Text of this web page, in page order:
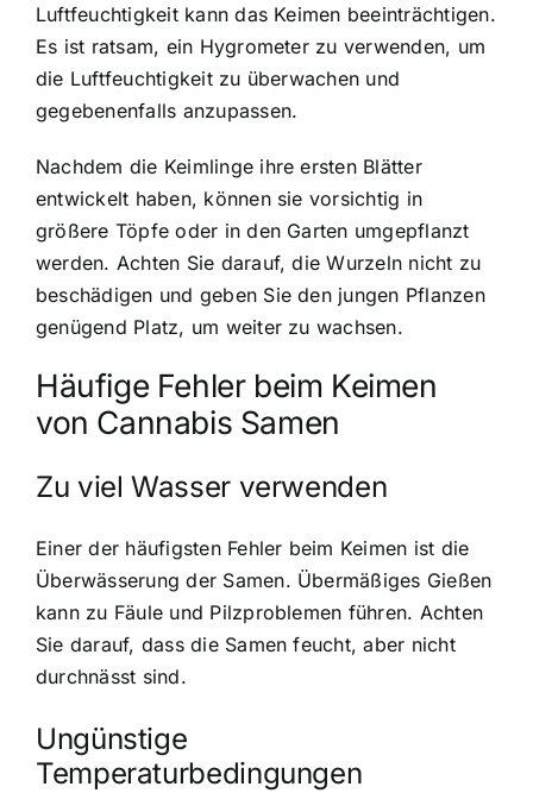
Luftfeuchtigkeit kann das Keimen beeinträchtigen.
Es ist ratsam, ein Hygrometer zu verwenden, um
die Luftfeuchtigkeit zu überwachen und
gegebenenfalls anzupassen.
Nachdem die Keimlinge ihre ersten Blätter
entwickelt haben, können sie vorsichtig in
größere Töpfe oder in den Garten umgepflanzt
werden. Achten Sie darauf, die Wurzeln nicht zu
beschädigen und geben Sie den jungen Pflanzen
genügend Platz, um weiter zu wachsen.
Häufige Fehler beim Keimen
von Cannabis Samen
Zu viel Wasser verwenden
Einer der häufigsten Fehler beim Keimen ist die
Überwässerung der Samen. Übermäßiges Gießen
kann zu Fäule und Pilzproblemen führen. Achten
Sie darauf, dass die Samen feucht, aber nicht
durchnässt sind.
Ungünstige
Temperaturbedingungen